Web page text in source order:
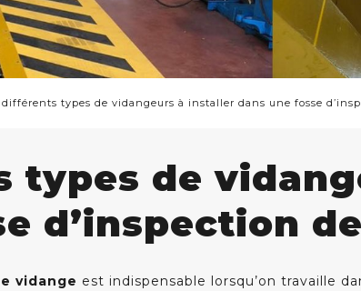
différents types de vidangeurs à installer dans une fosse
types de
d’inspection
vidange est indispensable lorsqu’on travaille